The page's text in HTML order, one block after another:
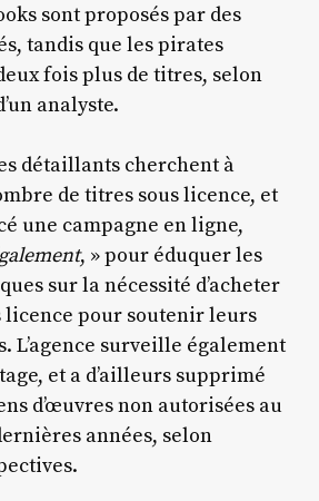
sont proposés par des
tandis que les pirates
fois plus de titres, selon
analyste.
détaillants cherchent à
de titres sous licence, et
une campagne en ligne,
, » pour éduquer les
sur la nécessité d’acheter
licence pour soutenir leurs
L’agence surveille également
et a d’ailleurs supprimé
d’œuvres non autorisées au
années, selon